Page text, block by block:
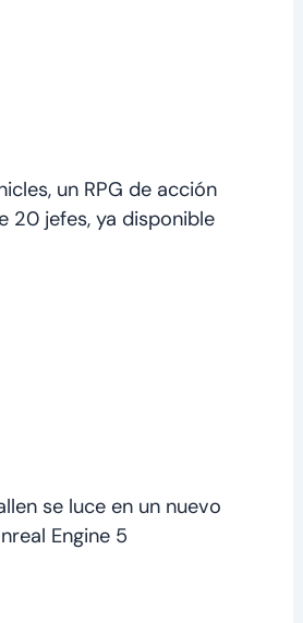
un RPG de acción
20 jefes, ya disponible
se luce en un nuevo
Engine 5